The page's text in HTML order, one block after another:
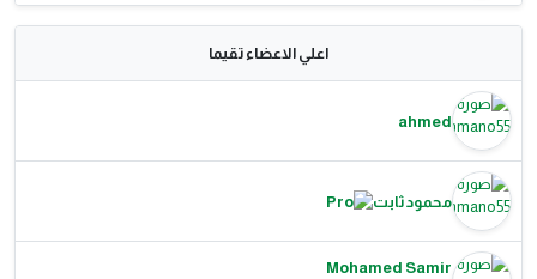
اعلي الاعضاء تقيما
ahmed
محمود ثابت
Mohamed Samir